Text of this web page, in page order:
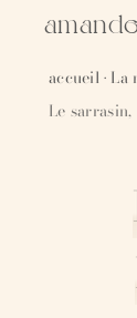
accueil · La